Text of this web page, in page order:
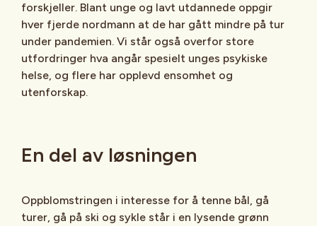
forskjeller. Blant unge og lavt utdannede oppgir
hver fjerde nordmann at de har gått mindre på tur
under pandemien. Vi står også overfor store
utfordringer hva angår spesielt unges psykiske
helse, og flere har opplevd ensomhet og
utenforskap.
En del av løsningen
Oppblomstringen i interesse for å tenne bål, gå
turer, gå på ski og sykle står i en lysende grønn